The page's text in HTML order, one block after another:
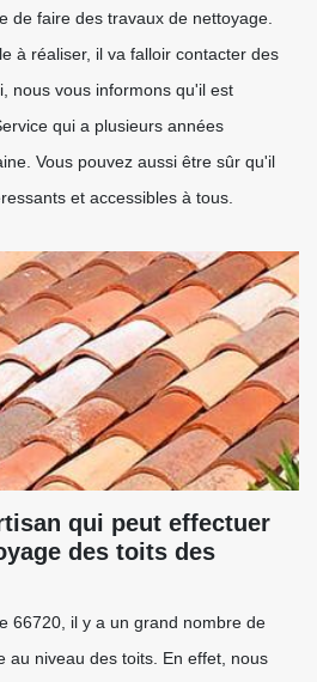
de faire des travaux de nettoyage.
à réaliser, il va falloir contacter des
nous vous informons qu'il est
qui a plusieurs années
Vous pouvez aussi être sûr qu'il
et accessibles à tous.
qui peut effectuer
des toits des
66720, il y a un grand nombre de
au niveau des toits. En effet, nous